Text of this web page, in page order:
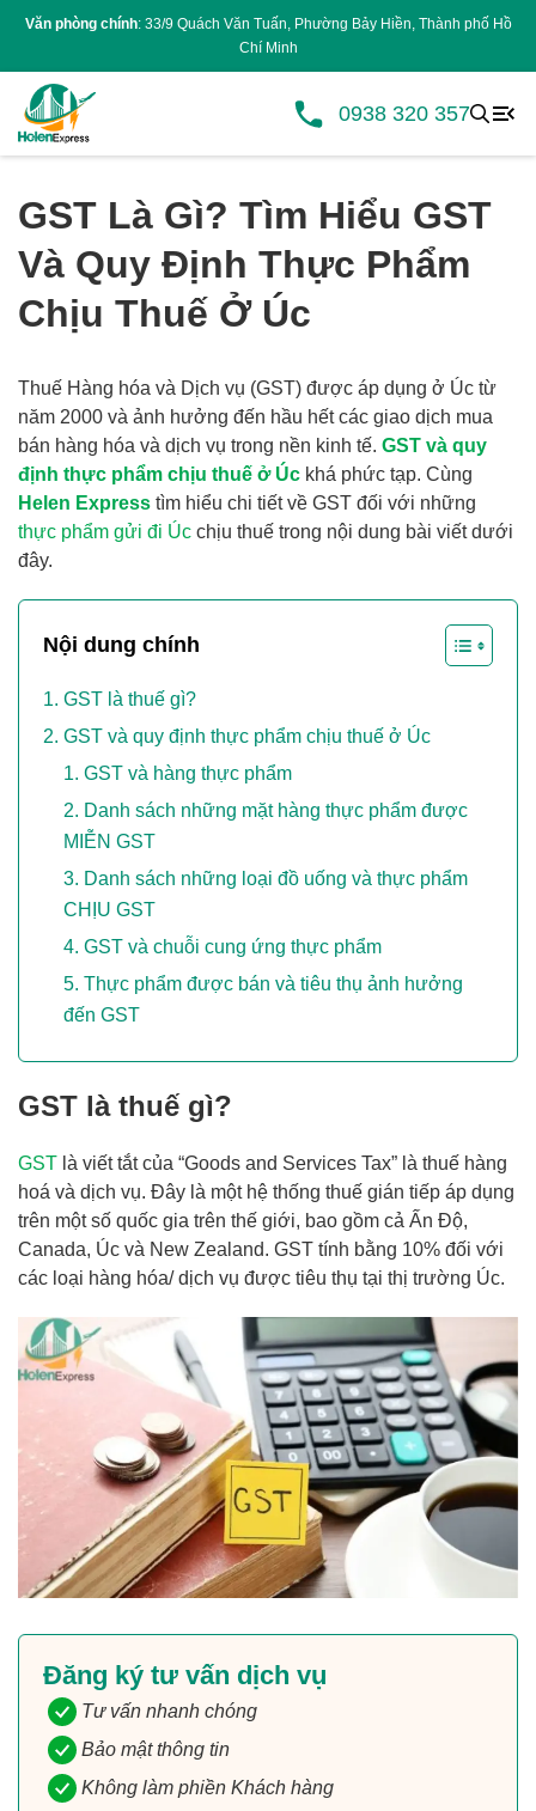
Văn phòng chính: 33/9 Quách Văn Tuấn, Phường Bảy Hiền, Thành phố Hồ
Chí Minh
0938 320 357
GST Là Gì? Tìm Hiểu GST
Và Quy Định Thực Phẩm
Chịu Thuế Ở Úc
Thuế Hàng hóa và Dịch vụ (GST) được áp dụng ở Úc từ
năm 2000 và ảnh hưởng đến hầu hết các giao dịch mua
bán hàng hóa và dịch vụ trong nền kinh tế. GST và quy
định thực phẩm chịu thuế ở Úc khá phức tạp. Cùng
Helen Express tìm hiểu chi tiết về GST đối với những
thực phẩm gửi đi Úc chịu thuế trong nội dung bài viết dưới
đây.
Nội dung chính
GST là thuế gì?
GST và quy định thực phẩm chịu thuế ở Úc
GST và hàng thực phẩm
Danh sách những mặt hàng thực phẩm được
MIỄN GST
Danh sách những loại đồ uống và thực phẩm
CHỊU GST
GST và chuỗi cung ứng thực phẩm
Thực phẩm được bán và tiêu thụ ảnh hưởng
đến GST
GST là thuế gì?
GST là viết tắt của “Goods and Services Tax” là thuế hàng
hoá và dịch vụ. Đây là một hệ thống thuế gián tiếp áp dụng
trên một số quốc gia trên thế giới, bao gồm cả Ấn Độ,
Canada, Úc và New Zealand. GST tính bằng 10% đối với
các loại hàng hóa/ dịch vụ được tiêu thụ tại thị trường Úc.
Đăng ký tư vấn dịch vụ
Tư vấn nhanh chóng
Bảo mật thông tin
Không làm phiền Khách hàng